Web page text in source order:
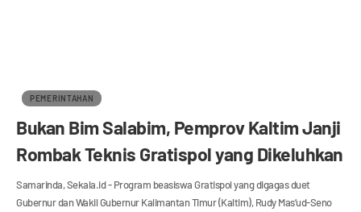
PEMERINTAHAN
Bukan Bim Salabim, Pemprov Kaltim Janji
Rombak Teknis Gratispol yang Dikeluhkan
Samarinda, Sekala.id - Program beasiswa Gratispol yang digagas duet
Gubernur dan Wakil Gubernur Kalimantan Timur (Kaltim), Rudy Mas’ud-Seno